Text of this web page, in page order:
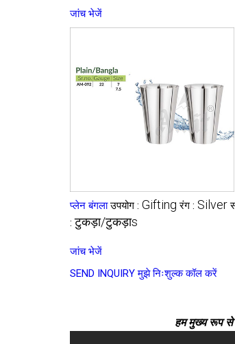
जांच भेजें
प्लेन बंगला उपयोग : Gifting रंग : Silver
:टुकड़ा/टुकड़ाs
जांच भेजें
SEND INQUIRY मुझे निःशुल्क कॉल करें
हम मुख्य रूप से